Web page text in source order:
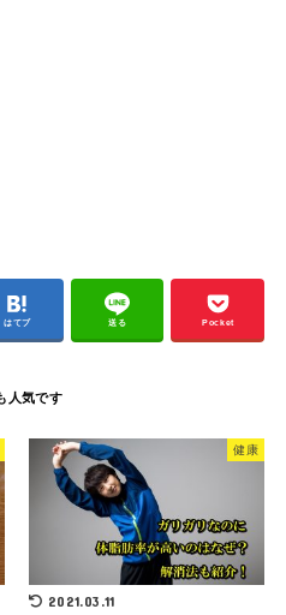
はてブ 送る Pocket
健康
2021.03.11